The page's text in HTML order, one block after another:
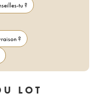
tu ?
?
LOT